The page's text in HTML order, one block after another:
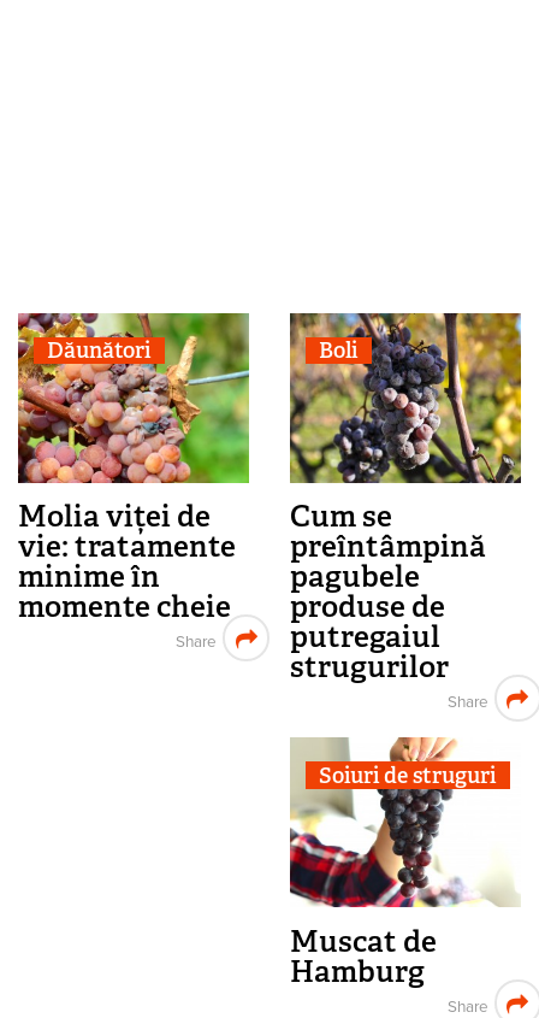
Dăunători
Molia viței de
vie: tratamente
minime în
momente cheie
Share
Boli
Cum se
preîntâmpină
pagubele
produse de
putregaiul
strugurilor
Share
Soiuri de struguri
Muscat de
Hamburg
Share